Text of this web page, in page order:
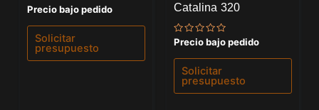
Valorado
con
0
de
Precio bajo pedido
Solicitar
presupuesto
Catalina 320
Valorado
0
de
Precio bajo pedido
Solicitar
presupuesto